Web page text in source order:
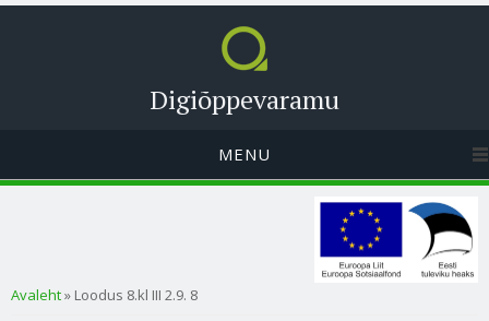
Digiõppevaramu
MENU
Sa oled siin
Avaleht» Loodus 8.kl III 2.9. 8